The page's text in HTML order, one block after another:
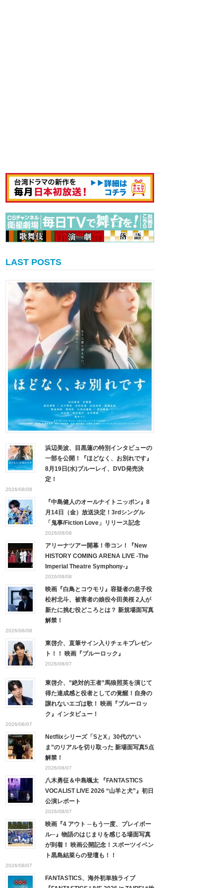
LAST POSTS
浜辺美波、目黒蓮の特別インタビューの
一部を公開！『ほどなく、お別れです』
8月19日(水)ブルーレイ、DVD発売決
定！
2026/08/08
『中島健人のオールナイトニッポン』8
月14日（金）放送決定！3rdシングル
「鬼事/Fiction Love」リリース記念
2026/08/08
アリーナツアー開幕！帝コン！『New
HISTORY COMING ARENA LIVE -The
Imperial Theatre Symphony-』
2026/08/08
映画『白鳥とコウモリ』容疑者の息子役
松村北斗、被害者の娘役今田美桜 2人が
新たに挑む役どころとは？ 新規場面写真
解禁！
2026/08/08
東啓介、直筆サイン入りチェキプレゼン
ト！！ 映画『ブルーロック』
2026/08/07
東啓介、”絶対的王者”馬狼照英を演じて
得た達成感と役者としての覚醒！自身の
譲れないエゴは歌！ 映画『ブルーロッ
ク』インタビュー！
2026/08/07
Netflixシリーズ「SとX」30代の“い
ま”のリアルを切り取った 新場面写真5点
解禁！
2026/08/07
八木勇征＆中島颯太 『FANTASTICS
VOCALIST LIVE 2026 “山羊と犬”』初日
公演レポート
2026/08/07
映画『4 アウト ─もう一度、プレイボー
ル─』物語のはじまりを感じる場面写真
が到着！ 映画公開記念！スポーツイベン
ト黒島結菜らの登壇も！！
2026/08/07
FANTASTICS、海外初単独ライブ